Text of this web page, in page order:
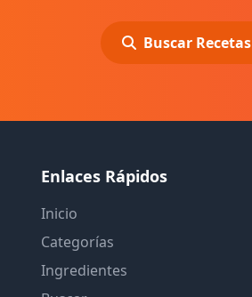
Buscar Recetas
Enlaces Rápidos
Inicio
Categorías
Ingredientes